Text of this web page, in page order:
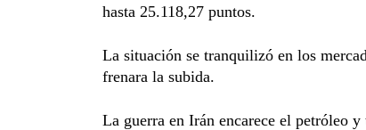
hasta 25.118,27 puntos.
La situación se tranquilizó en los
frenara la subida.
La guerra en Irán encarece el petróleo